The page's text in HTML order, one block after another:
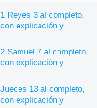
1 Reyes 3 al completo,
con explicación y
2 Samuel 7 al completo,
con explicación y
Jueces 13 al completo,
con explicación y